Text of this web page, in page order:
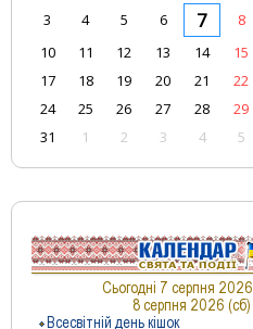
3
4 5 6 7 8
10
11 12 13 14 15
17
18 19 20 21 22
24
25 26 27 28 29
31
1 2 3 4 5